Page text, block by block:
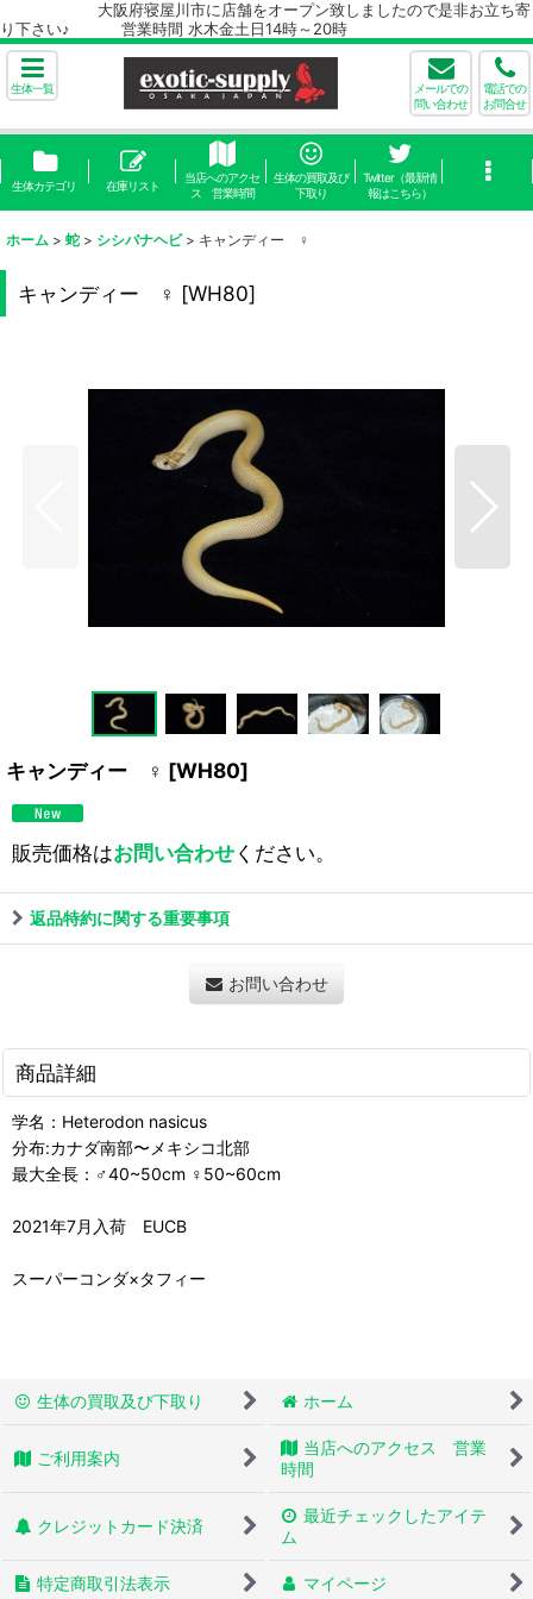
大阪府寝屋川市に店舗をオープン致しましたので是非お立ち寄
り下さい♪ 営業時間 水木金土日14時～20時
生体一覧
メールでの
問い合わせ
電話での
お問合せ
生体カテゴリ 在庫リスト
当店へのアクセ
ス 営業時間
生体の買取及び
下取り
Twitter（最新情
報はこちら）
ホーム > 蛇 > シシバナヘビ > キャンディー ♀
キャンディー ♀ [WH80]
キャンディー ♀ [WH80]
販売価格はお問い合わせください。
返品特約に関する重要事項
お問い合わせ
商品詳細
学名：Heterodon nasicus
分布:カナダ南部〜メキシコ北部
最大全長：♂40~50cm ♀50~60cm
2021年7月入荷 EUCB
スーパーコンダ×タフィー
生体の買取及び下取り ホーム
ご利用案内
当店へのアクセス 営業
時間
クレジットカード決済
最近チェックしたアイテ
ム
特定商取引法表示 マイページ